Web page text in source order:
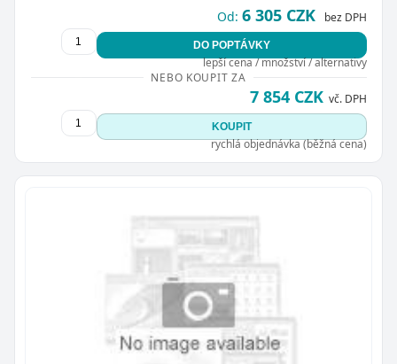
Od: 6 305 CZK bez DPH
DO POPTÁVKY
lepší cena / množství / alternativy
NEBO KOUPIT ZA
7 854 CZK vč. DPH
KOUPIT
rychlá objednávka (běžná cena)